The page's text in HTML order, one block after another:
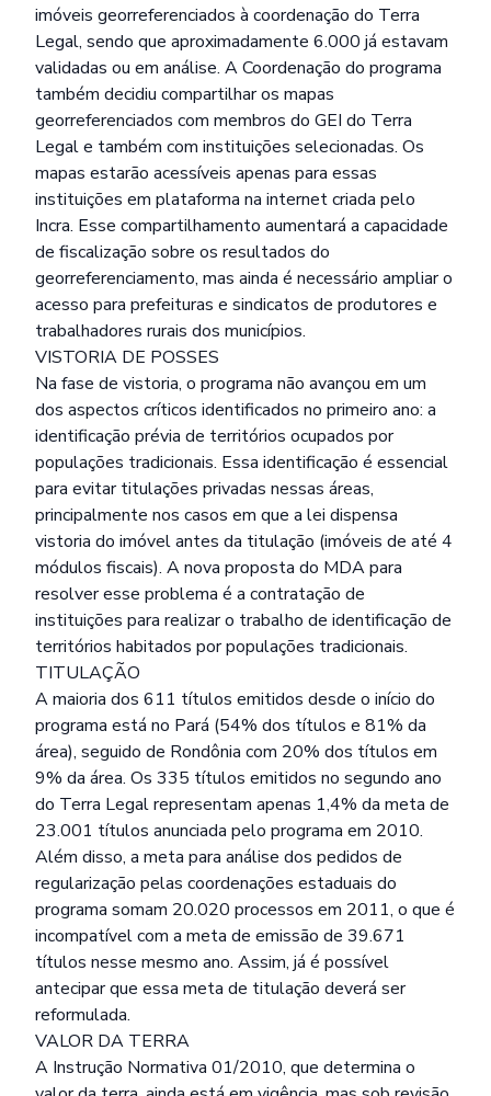
imóveis georreferenciados à coordenação do Terra
Legal, sendo que aproximadamente 6.000 já estavam
validadas ou em análise. A Coordenação do programa
também decidiu compartilhar os mapas
georreferenciados com membros do GEI do Terra
Legal e também com instituições selecionadas. Os
mapas estarão acessíveis apenas para essas
instituições em plataforma na internet criada pelo
Incra. Esse compartilhamento aumentará a capacidade
de fiscalização sobre os resultados do
georreferenciamento, mas ainda é necessário ampliar o
acesso para prefeituras e sindicatos de produtores e
trabalhadores rurais dos municípios.
VISTORIA DE POSSES
Na fase de vistoria, o programa não avançou em um
dos aspectos críticos identificados no primeiro ano: a
identificação prévia de territórios ocupados por
populações tradicionais. Essa identificação é essencial
para evitar titulações privadas nessas áreas,
principalmente nos casos em que a lei dispensa
vistoria do imóvel antes da titulação (imóveis de até 4
módulos fiscais). A nova proposta do MDA para
resolver esse problema é a contratação de
instituições para realizar o trabalho de identificação de
territórios habitados por populações tradicionais.
TITULAÇÃO
A maioria dos 611 títulos emitidos desde o início do
programa está no Pará (54% dos títulos e 81% da
área), seguido de Rondônia com 20% dos títulos em
9% da área. Os 335 títulos emitidos no segundo ano
do Terra Legal representam apenas 1,4% da meta de
23.001 títulos anunciada pelo programa em 2010.
Além disso, a meta para análise dos pedidos de
regularização pelas coordenações estaduais do
programa somam 20.020 processos em 2011, o que é
incompatível com a meta de emissão de 39.671
títulos nesse mesmo ano. Assim, já é possível
antecipar que essa meta de titulação deverá ser
reformulada.
VALOR DA TERRA
A Instrução Normativa 01/2010, que determina o